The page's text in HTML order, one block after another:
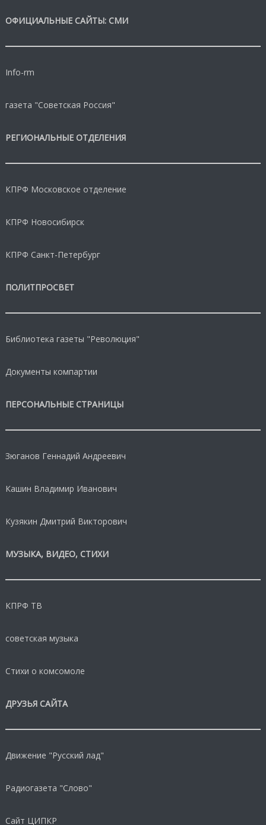
ОФИЦИАЛЬНЫЕ САЙТЫ: СМИ
Info-rm
газета "Советская Россия"
РЕГИОНАЛЬНЫЕ ОТДЕЛЕНИЯ
КПРФ Московское отделение
КПРФ Новосибирск
КПРФ Санкт-Петербург
ПОЛИТПРОСВЕТ
Библиотека газеты "Революция"
Документы компартии
ПЕРСОНАЛЬНЫЕ СТРАНИЦЫ
Зюганов Геннадий Андреевич
Кашин Владимир Иванович
Кузякин Дмитрий Викторович
МУЗЫКА, ВИДЕО, СТИХИ
КПРФ ТВ
советская музыка
Стихи о комсомоле
ДРУЗЬЯ САЙТА
Движение "Русский лад"
Радиогазета "Слово"
Сайт ЦИПКР